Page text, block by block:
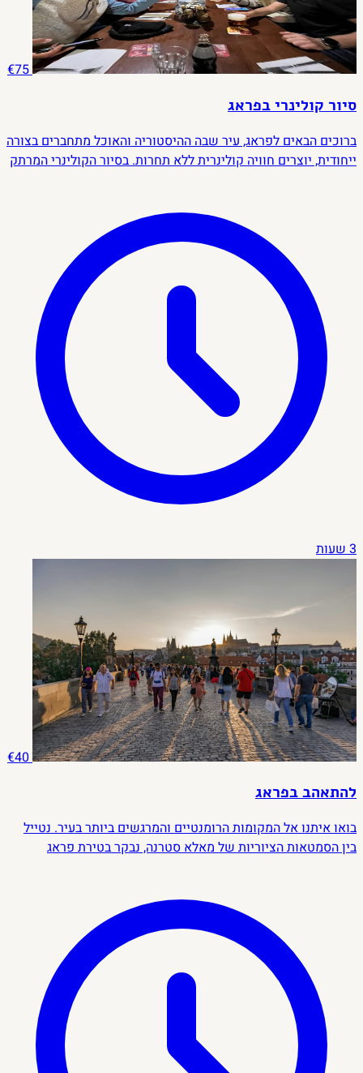
€75
סיור קולינרי בפראג
ברוכים הבאים לפראג, עיר שבה ההיסטוריה והאוכל מתחברים בצורה
ייחודית, יוצרים חוויה קולינרית ללא תחרות. בסיור הקולינרי המרתק
3 שעות
€40
להתאהב בפראג
בואו איתנו אל המקומות הרומנטיים והמרגשים ביותר בעיר. נטייל
בין הסמטאות הציוריות של מאלא סטרנה, נבקר בטירת פראג
האחרון. במהלך הדרך נגלה נופים עוצרי נשימה, סיפורים מרתקים
ופינות קסומות שיגרמו לכם להבין למה פראג היא אחת הערים הכי
מיוחדות בעולם – ופשוט להתאהב בה.